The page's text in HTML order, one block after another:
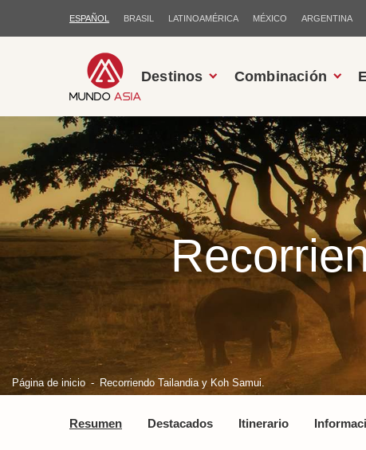
ESPAÑOL BRASIL LATINOAMÉRICA MÉXICO ARGENTINA
Destinos Combinación
Página de inicio Recorriendo Tailandia y Koh Samui.
Resumen Destacados Itinerario